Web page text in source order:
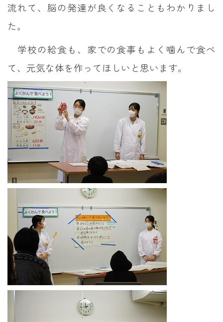
流れて、脳の発達が良くなることもわかりまし
た。
学校の給食も、家での食事もよく噛んで食べ
て、元気な体を作ってほしいと思います。